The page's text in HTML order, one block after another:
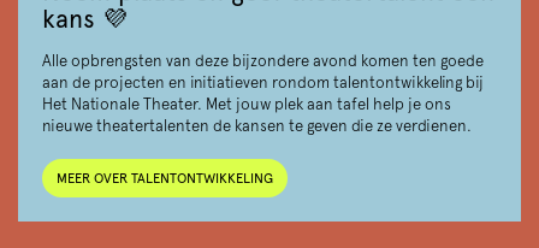
kans 💜
Alle opbrengsten van deze bijzondere avond komen ten goede
aan de projecten en initiatieven rondom talentontwikkeling bij
Het Nationale Theater. Met jouw plek aan tafel help je ons
nieuwe theatertalenten de kansen te geven die ze verdienen.
MEER OVER TALENTONTWIKKELING